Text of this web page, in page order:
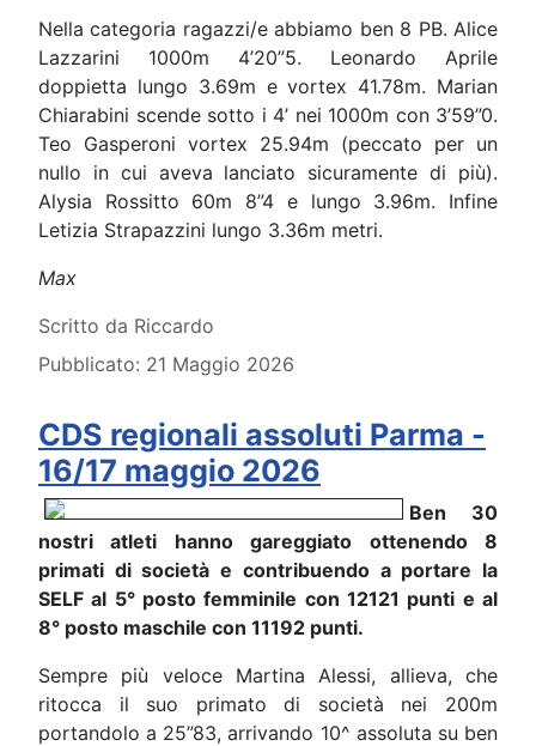
Nella categoria ragazzi/e abbiamo ben 8 PB. Alice
Lazzarini 1000m 4’20”5. Leonardo Aprile
doppietta lungo 3.69m e vortex 41.78m. Marian
Chiarabini scende sotto i 4’ nei 1000m con 3’59”0.
Teo Gasperoni vortex 25.94m (peccato per un
nullo in cui aveva lanciato sicuramente di più).
Alysia Rossitto 60m 8”4 e lungo 3.96m. Infine
Letizia Strapazzini lungo 3.36m metri.
Max
Dettagli
Scritto da Riccardo
Pubblicato: 21 Maggio 2026
CDS regionali assoluti Parma -
16/17 maggio 2026
Ben 30
nostri atleti hanno gareggiato ottenendo 8
primati di società e contribuendo a portare la
SELF al 5° posto femminile con 12121 punti e al
8° posto maschile con 11192 punti.
Sempre più veloce Martina Alessi, allieva, che
ritocca il suo primato di società nei 200m
portandolo a 25”83, arrivando 10^ assoluta su ben